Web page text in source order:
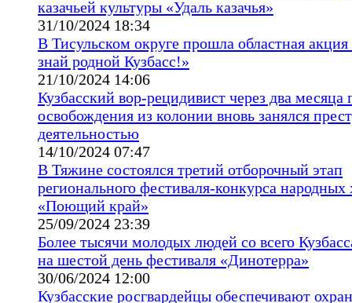
казачьей культуры «Удаль казачья»
31/10/2024 18:34
В Тисульском округе прошла областная
знай родной Кузбасс!»
21/10/2024 14:06
Кузбасский вор-рецидивист через два месяца
освобождения из колонии вновь занялся
деятельностью
14/10/2024 07:47
В Тяжине состоялся третий отборочный этап
регионального фестиваля-конкурса народных
«Поющий край»
25/09/2024 23:39
Более тысячи молодых людей со всего
на шестой день фестиваля «Динотерра»
30/06/2024 12:00
Кузбасские росгвардейцы обеспечивают